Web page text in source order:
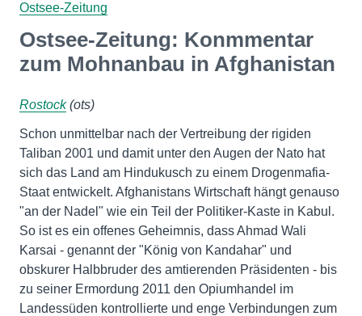
Ostsee-Zeitung
Ostsee-Zeitung: Konmmentar
zum Mohnanbau in Afghanistan
Rostock(ots)
Schon unmittelbar nach der Vertreibung der rigiden
Taliban 2001 und damit unter den Augen der Nato hat
sich das Land am Hindukusch zu einem Drogenmafia-
Staat entwickelt. Afghanistans Wirtschaft hängt genauso
"an der Nadel" wie ein Teil der Politiker-Kaste in Kabul.
So ist es ein offenes Geheimnis, dass Ahmad Wali
Karsai - genannt der "König von Kandahar" und
obskurer Halbbruder des amtierenden Präsidenten - bis
zu seiner Ermordung 2011 den Opiumhandel im
Landessüden kontrollierte und enge Verbindungen zum